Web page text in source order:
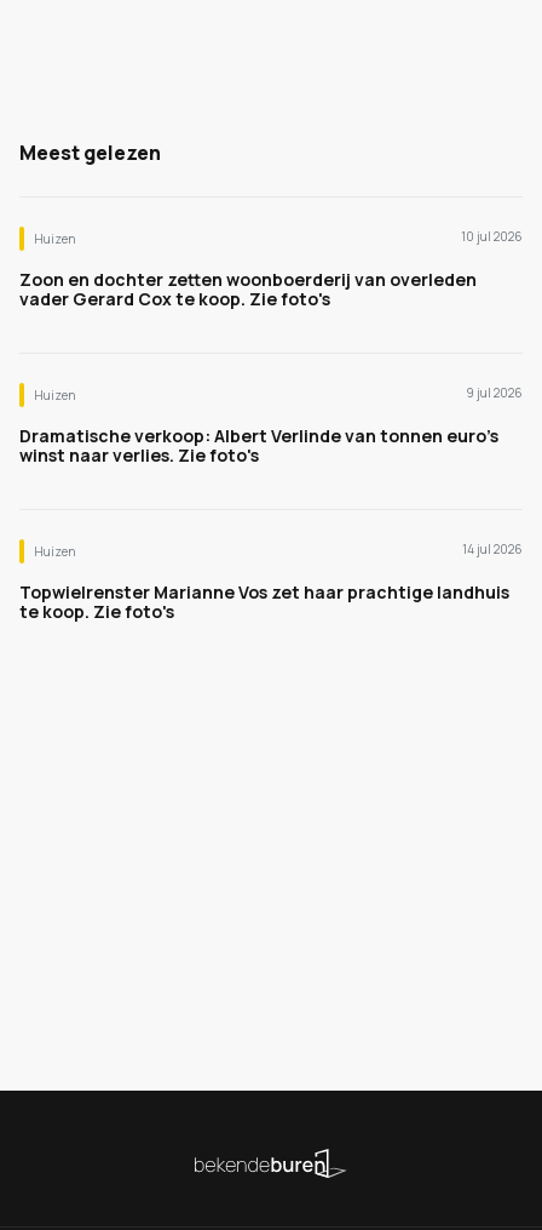
Meest gelezen
Huizen 10 jul 2026
Zoon en dochter zetten woonboerderij van overleden
vader Gerard Cox te koop. Zie foto's
Huizen 9 jul 2026
Dramatische verkoop: Albert Verlinde van tonnen euro's
winst naar verlies. Zie foto's
Huizen 14 jul 2026
Topwielrenster Marianne Vos zet haar prachtige landhuis
te koop. Zie foto's